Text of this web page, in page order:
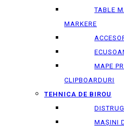
TABLE
MARKERE
MAPE
CLIPBOARDURI
TEHNICA DE BIROU
MAȘINI